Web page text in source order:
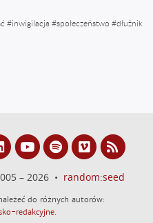
#inwigilacja #społeczeństwo #dłużnik
– 2026 • random:seed
do różnych autorów:
redakcyjne